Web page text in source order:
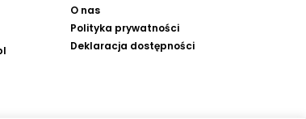
O nas
Polityka prywatności
Deklaracja dostępności